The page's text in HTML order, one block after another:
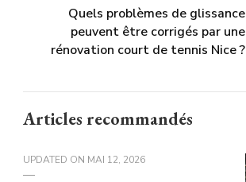
Quels problèmes de glissance
peuvent être corrigés par une
rénovation court de tennis Nice ?
Articles recommandés
UPDATED ON MAI 12, 2026